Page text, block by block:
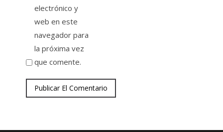
electrónico y
web en este
navegador para
la próxima vez
que comente.